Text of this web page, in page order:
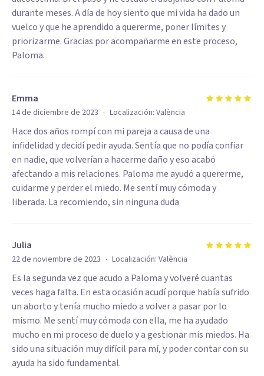
durante meses. A día de hoy siento que mi vida ha dado un
vuelco y que he aprendido a quererme, poner límites y
priorizarme. Gracias por acompañarme en este proceso,
Paloma.
Emma
14 de diciembre de 2023 · Localización: València
Hace dos años rompí con mi pareja a causa de una
infidelidad y decidí pedir ayuda. Sentía que no podía confiar
en nadie, que volverían a hacerme daño y eso acabó
afectando a mis relaciones. Paloma me ayudó a quererme,
cuidarme y perder el miedo. Me sentí muy cómoda y
liberada. La recomiendo, sin ninguna duda
Julia
22 de noviembre de 2023 · Localización: València
Es la segunda vez que acudo a Paloma y volveré cuantas
veces haga falta. En esta ocasión acudí porque había sufrido
un aborto y tenía mucho miedo a volver a pasar por lo
mismo. Me sentí muy cómoda con ella, me ha ayudado
mucho en mi proceso de duelo y a gestionar mis miedos. Ha
sido una situación muy difícil para mí, y poder contar con su
ayuda ha sido fundamental.